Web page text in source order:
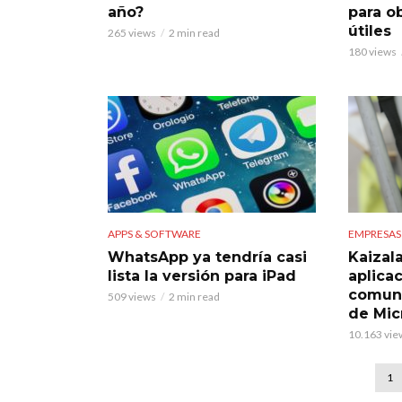
año?
265 views 2 min read
para
útiles
180 views
APPS & SOFTWARE
WhatsApp ya tendría casi
lista la versión para iPad
509 views 2 min read
EMPRESAS
de
10.163
1